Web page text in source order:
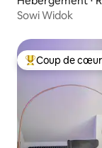
Sowi Widok
Coups de cœur
Coup de